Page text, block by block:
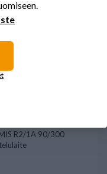
R2/1A 90/300